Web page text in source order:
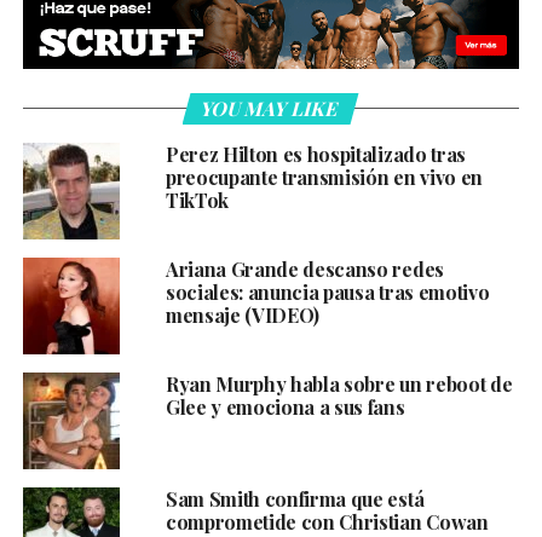
YOU MAY LIKE
Perez Hilton es hospitalizado tras
preocupante transmisión en vivo en
TikTok
Ariana Grande descanso redes
sociales: anuncia pausa tras emotivo
mensaje (VIDEO)
Ryan Murphy habla sobre un reboot de
Glee y emociona a sus fans
Sam Smith confirma que está
comprometide con Christian Cowan